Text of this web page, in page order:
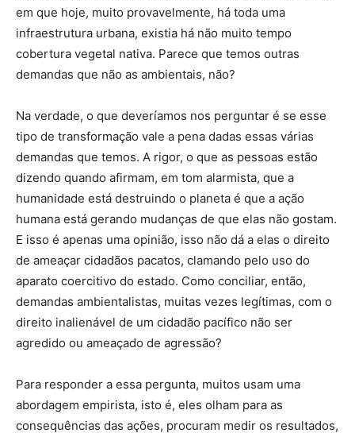
em que hoje, muito provavelmente, há toda uma
infraestrutura urbana, existia há não muito tempo
cobertura vegetal nativa. Parece que temos outras
demandas que não as ambientais, não?
Na verdade, o que deveríamos nos perguntar é se esse
tipo de transformação vale a pena dadas essas várias
demandas que temos. A rigor, o que as pessoas estão
dizendo quando afirmam, em tom alarmista, que a
humanidade está destruindo o planeta é que a ação
humana está gerando mudanças de que elas não gostam.
E isso é apenas uma opinião, isso não dá a elas o direito
de ameaçar cidadãos pacatos, clamando pelo uso do
aparato coercitivo do estado. Como conciliar, então,
demandas ambientalistas, muitas vezes legítimas, com o
direito inalienável de um cidadão pacífico não ser
agredido ou ameaçado de agressão?
Para responder a essa pergunta, muitos usam uma
abordagem empirista, isto é, eles olham para as
consequências das ações, procuram medir os resultados,